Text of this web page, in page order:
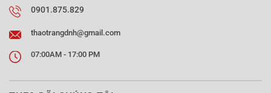
0901.875.829
thaotrangdnh@gmail.com
07:00AM - 17:00 PM